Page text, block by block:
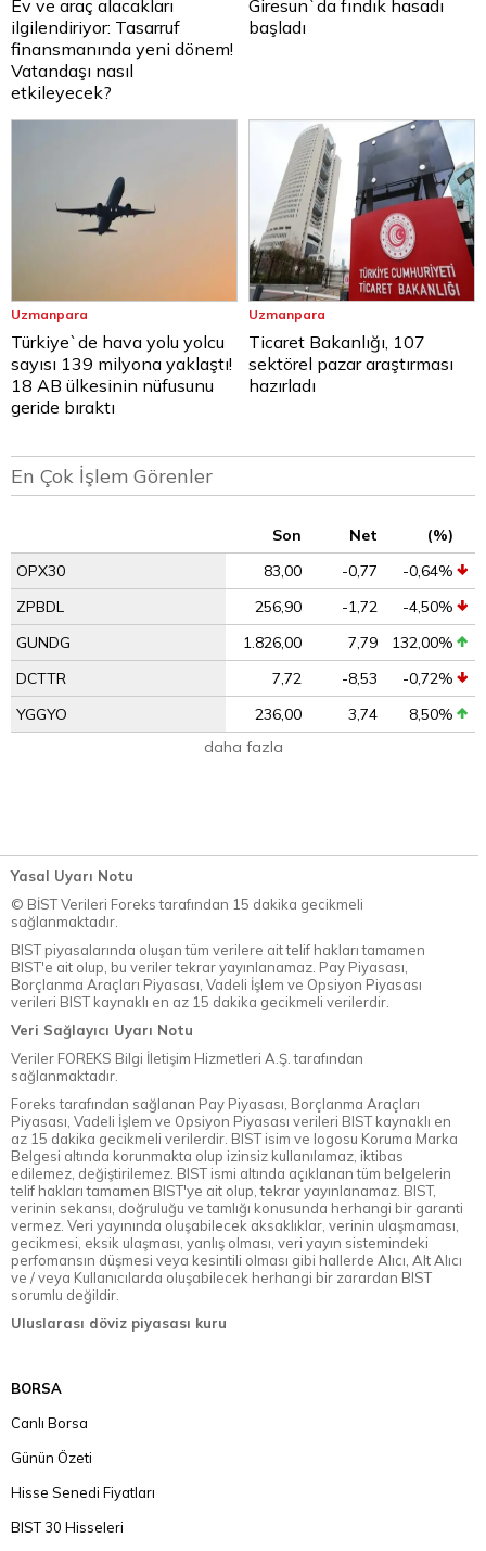
Ev ve araç alacakları
ilgilendiriyor: Tasarruf
finansmanında yeni dönem!
Vatandaşı nasıl
etkileyecek?
Giresun`da fındık hasadı
başladı
Uzmanpara
Türkiye`de hava yolu yolcu
sayısı 139 milyona yaklaştı!
18 AB ülkesinin nüfusunu
geride bıraktı
Uzmanpara
Ticaret Bakanlığı, 107
sektörel pazar araştırması
hazırladı
En Çok İşlem Görenler
Son Net
(%)
OPX30
83,00 -0,77
-0,64%
ZPBDL
256,90 -1,72
-4,50%
GUNDG
1.826,00 7,79
132,00%
DCTTR
7,72 -8,53
-0,72%
YGGYO
236,00 3,74
8,50%
daha fazla
Yasal Uyarı Notu
© BİST Verileri Foreks tarafından 15 dakika gecikmeli
sağlanmaktadır.
BIST piyasalarında oluşan tüm verilere ait telif hakları tamamen
BIST'e ait olup, bu veriler tekrar yayınlanamaz. Pay Piyasası,
Borçlanma Araçları Piyasası, Vadeli İşlem ve Opsiyon Piyasası
verileri BIST kaynaklı en az 15 dakika gecikmeli verilerdir.
Veri Sağlayıcı Uyarı Notu
Veriler FOREKS Bilgi İletişim Hizmetleri A.Ş. tarafından
sağlanmaktadır.
Foreks tarafından sağlanan Pay Piyasası, Borçlanma Araçları
Piyasası, Vadeli İşlem ve Opsiyon Piyasası verileri BIST kaynaklı en
az 15 dakika gecikmeli verilerdir. BIST isim ve logosu Koruma Marka
Belgesi altında korunmakta olup izinsiz kullanılamaz, iktibas
edilemez, değiştirilemez. BIST ismi altında açıklanan tüm belgelerin
telif hakları tamamen BIST'ye ait olup, tekrar yayınlanamaz. BIST,
verinin sekansı, doğruluğu ve tamlığı konusunda herhangi bir garanti
vermez. Veri yayınında oluşabilecek aksaklıklar, verinin ulaşmaması,
gecikmesi, eksik ulaşması, yanlış olması, veri yayın sistemindeki
perfomansın düşmesi veya kesintili olması gibi hallerde Alıcı, Alt Alıcı
ve / veya Kullanıcılarda oluşabilecek herhangi bir zarardan BIST
sorumlu değildir.
Uluslarası döviz piyasası kuru
BORSA
Canlı Borsa
Günün Özeti
Hisse Senedi Fiyatları
BIST 30 Hisseleri